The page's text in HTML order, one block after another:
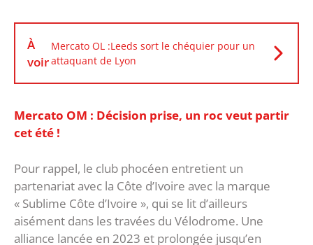
À
voir
Mercato OL :Leeds sort le chéquier pour un
attaquant de Lyon
Mercato OM : Décision prise, un roc veut partir
cet été !
Pour rappel, le club phocéen entretient un
partenariat avec la Côte d’Ivoire avec la marque
« Sublime Côte d’Ivoire », qui se lit d’ailleurs
aisément dans les travées du Vélodrome. Une
alliance lancée en 2023 et prolongée jusqu’en